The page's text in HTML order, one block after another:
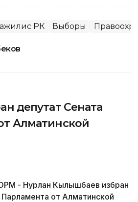
РК Выборы
депутат Сената
Алматинской
- Нурлан Кылышбаев избран
от Алматинской